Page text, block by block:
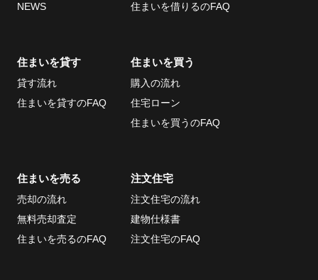
個人情報の取り扱い
について
反社会的勢力排除条
本方針
NEWS
住まいを借りるのFAQ
住まいを貸す
貸す流れ
住まいを貸すのFAQ
住まいを買う
購入の流れ
住宅ローン
住まいを買うのFAQ
住まいを売る
売却の流れ
無料売却査定
住まいを売るのFAQ
注文住宅
注文住宅の流れ
建物仕様書
注文住宅のFAQ